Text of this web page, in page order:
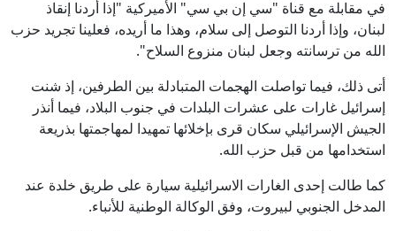
في مقابلة مع قناة "سي إن بي سي" الأميركية "إذا أردنا إنقاذ
لبنان، وإذا أردنا التوصل إلى سلام، وهذا ما أريده، فعلينا تجريد حزب
الله من ترسانته وجعل لبنان منزوع السلاح".
أتى ذلك، فيما تواصلت الهجمات المتبادلة بين الطرفين، إذ شنت
إسرائيل غارات على عشرات البلدات في جنوب البلاد، فيما أنذر
الجيش الإسرائيلي سكان قرى بإخلائها تمهيدا لمهاجمتها بذريعة
استخدامها من قبل حزب الله.
كما طالت إحدى الغارات الاسرائيلية سيارة على طريق خلدة عند
المدخل الجنوبي لبيروت، وفق الوكالة الوطنية للأنباء.